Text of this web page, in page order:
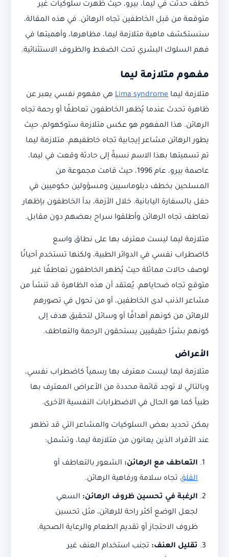
خطف حدثت في ليما، بيرو، حيث ظهرت سلوكيات غير
متوقعة من قبل الخاطفين تجاه الرهائن. في هذه المقالة،
سنستكشف ماهية متلازمة ليما، مظاهرها، وأهميتها في
فهم السلوك البشري تحت الضغط والظروف الاستثنائية.
مفهوم متلازمة ليما
متلازمة ليما Lima syndrome هي مفهوم نفسي يعبر عن
ظاهرة تحدث عندما يُظهر الخاطفون تعاطفًا أو رحمة تجاه
الرهائن. هذا المفهوم هو عكس متلازمة ستوكهولم، حيث
يطور الرهائن مشاعر إيجابية تجاه خاطفيهم. متلازمة ليما
تم تسميتها بهذا الاسم نسبةً إلى حادثة وقعت في ليما،
عاصمة بيرو، عام 1996، حيث قامت مجموعة من
المسلحين بخطف دبلوماسيين ومسؤولين حكوميين في
حفل بالسفارة اليابانية. خلال الأزمة، بدأ الخاطفون بإظهار
تعاطف تجاه الرهائن وأطلقوا سراح بعضهم دون مقابل.
متلازمة ليما ليست معترف بها على نطاق واسع
كاضطراب نفسي في الدوائر الطبية، ولكنها تستخدم أحيانًا
لوصف حالات مماثلة حيث يُظهر الخاطفون تعاطفًا غير
متوقع تجاه ضحاياهم. يُعتقد أن هذه الظاهرة قد تنشأ من
مشاعر الذنب لدى الخاطفين، أو من تحول في تصورهم
للرهائن من كونهم أهدافًا أو وسائل لتحقيق هدف إلى
كونهم بشرًا حقيقيين يستحقون الرحمة والتعاطف.
الأعراض
متلازمة ليما ليست معترف بها رسمياً كاضطراب نفسي،
وبالتالي لا توجد قائمة محددة من الأعراض المعترف بها
طبياً كما هو الحال في الاضطرابات النفسية الأخرى.
يمكن تحديد بعض السلوكيات والمشاعر التي قد تظهر
عند الأفراد الذين يعانون من متلازمة ليما، وتشمل:
التعاطف مع الرهائن: الشعور بالتعاطف أو
القلق تجاه سلامة ورفاهية الرهائن.
الرغبة في تحسين ظروف الرهائن: السعي
لجعل الوضع أكثر راحة للرهائن، مثل تحسين
ظروف الاحتجاز أو تقديم الطعام والرعاية الصحية.
تقليل العنف: تجنب استخدام العنف غير